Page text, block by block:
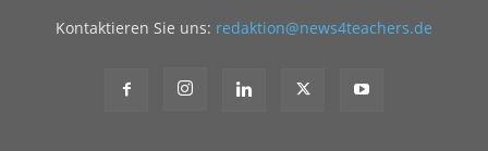
Kontaktieren Sie uns: redaktion@news4teachers.de